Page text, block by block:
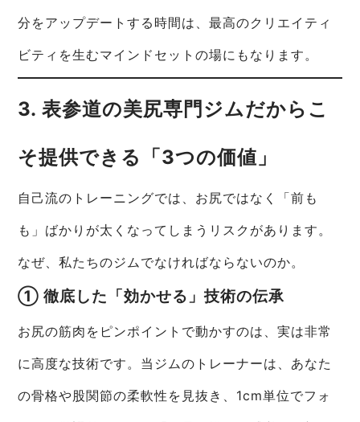
分をアップデートする時間は、最高のクリエイティ
ビティを生むマインドセットの場にもなります。
3. 表参道の美尻専門ジムだからこ
そ提供できる「3つの価値」
自己流のトレーニングでは、お尻ではなく「前も
も」ばかりが太くなってしまうリスクがあります。
なぜ、私たちのジムでなければならないのか。
① 徹底した「効かせる」技術の伝承
お尻の筋肉をピンポイントで動かすのは、実は非常
に高度な技術です。当ジムのトレーナーは、あなた
の骨格や股関節の柔軟性を見抜き、1cm単位でフォ